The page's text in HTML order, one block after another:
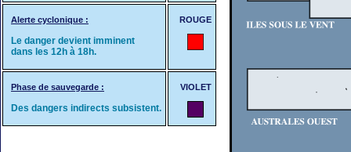
Alerte cyclonique :
Le danger devient imminent
dans les 12h à 18h.
ROUGE
Phase de sauvegarde :
Des dangers indirects subsistent.
VIOLET